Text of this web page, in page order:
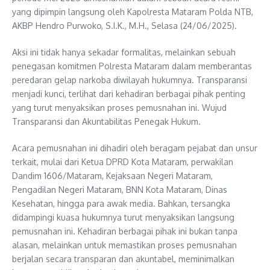
yang dipimpin langsung oleh Kapolresta Mataram Polda NTB,
AKBP Hendro Purwoko, S.I.K., M.H., Selasa (24/06/2025).
Aksi ini tidak hanya sekadar formalitas, melainkan sebuah
penegasan komitmen Polresta Mataram dalam memberantas
peredaran gelap narkoba diwilayah hukumnya. Transparansi
menjadi kunci, terlihat dari kehadiran berbagai pihak penting
yang turut menyaksikan proses pemusnahan ini. Wujud
Transparansi dan Akuntabilitas Penegak Hukum.
Acara pemusnahan ini dihadiri oleh beragam pejabat dan unsur
terkait, mulai dari Ketua DPRD Kota Mataram, perwakilan
Dandim 1606/Mataram, Kejaksaan Negeri Mataram,
Pengadilan Negeri Mataram, BNN Kota Mataram, Dinas
Kesehatan, hingga para awak media. Bahkan, tersangka
didampingi kuasa hukumnya turut menyaksikan langsung
pemusnahan ini. Kehadiran berbagai pihak ini bukan tanpa
alasan, melainkan untuk memastikan proses pemusnahan
berjalan secara transparan dan akuntabel, meminimalkan